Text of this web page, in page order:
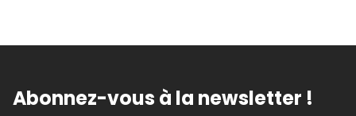
Abonnez-vous à la newsletter !